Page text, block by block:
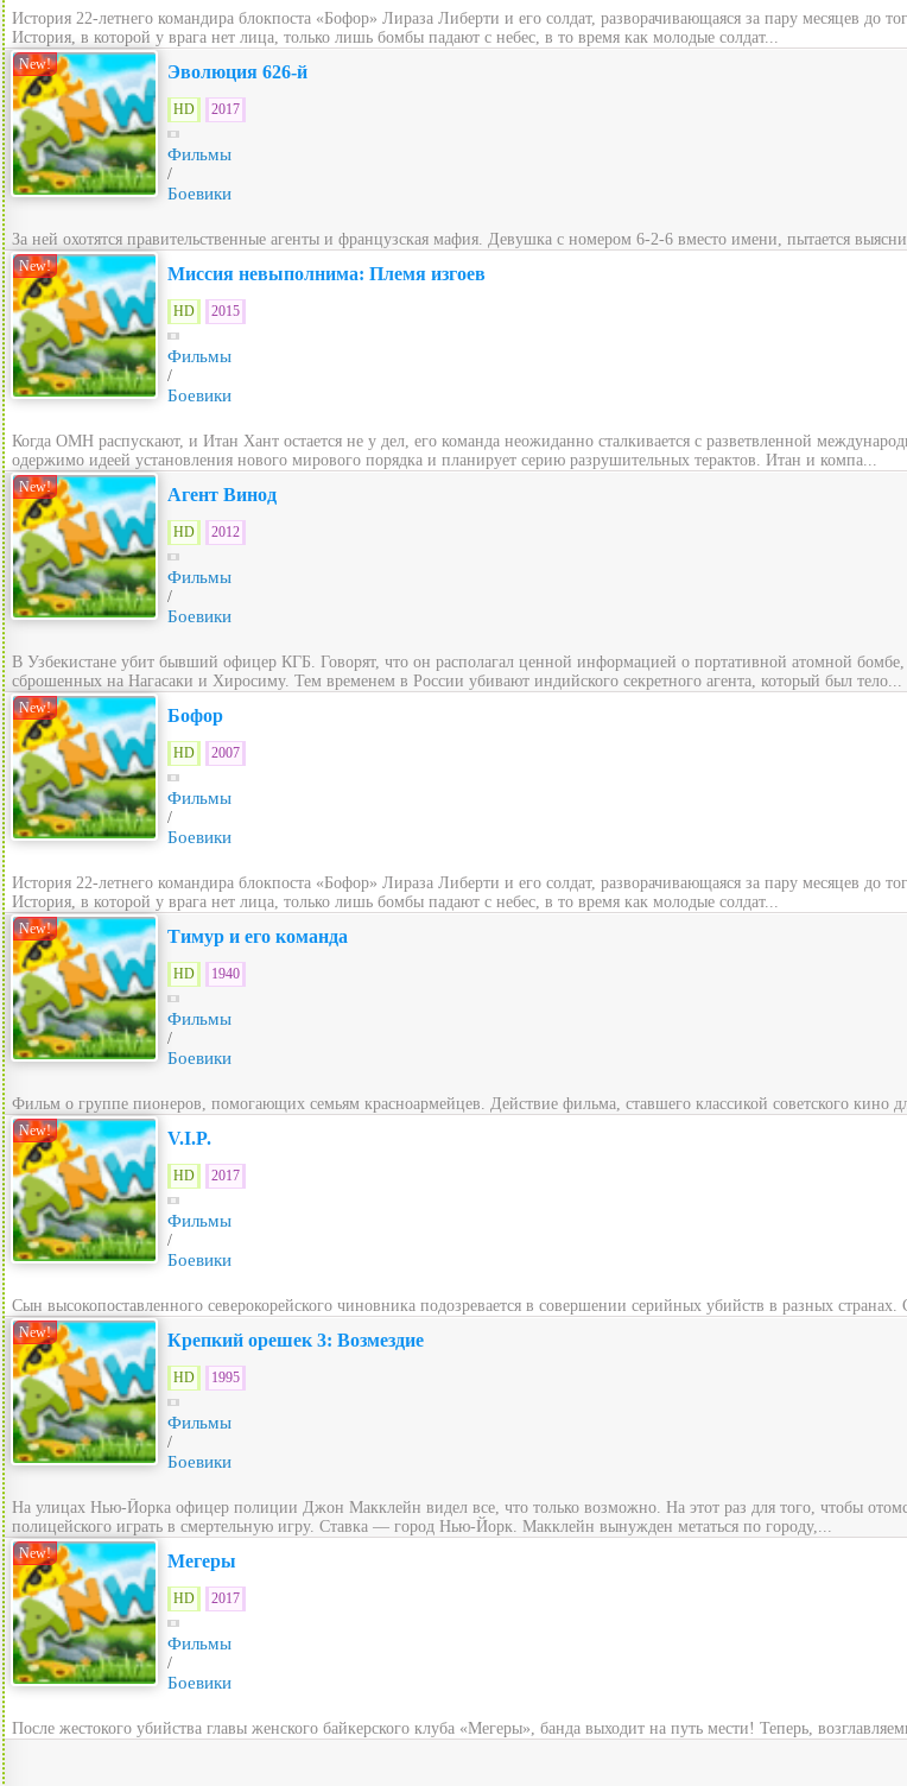
История 22-летнего командира блокпоста «Бофор» Лираза Либерти и его солдат, разворачивающаяся за пару месяцев до
История, в которой у врага нет лица, только лишь бомбы падают с небес, в то время как молодые солдат...
New! Эволюция 626-й
HD 2017
Фильмы
/
Боевики
За ней охотятся правительственные агенты и французская мафия. Девушка с номером 6-2-6 вместо имени, пытается
New! Миссия невыполнима: Племя изгоев
HD 2015
Фильмы
/
Боевики
Когда ОМН распускают, и Итан Хант остается не у дел, его команда неожиданно сталкивается с разветвленной
одержимо идеей установления нового мирового порядка и планирует серию разрушительных терактов. Итан и компа...
New! Агент Винод
HD 2012
Фильмы
/
Боевики
В Узбекистане убит бывший офицер КГБ. Говорят, что он располагал ценной информацией о портативной атомной
сброшенных на Нагасаки и Хиросиму. Тем временем в России убивают индийского секретного агента, который был тело...
New! Бофор
HD 2007
Фильмы
/
Боевики
История 22-летнего командира блокпоста «Бофор» Лираза Либерти и его солдат, разворачивающаяся за пару месяцев до
История, в которой у врага нет лица, только лишь бомбы падают с небес, в то время как молодые солдат...
New! Тимур и его команда
HD 1940
Фильмы
/
Боевики
Фильм о группе пионеров, помогающих семьям красноармейцев. Действие фильма, ставшего классикой советского кино
New! V.I.P.
HD 2017
Фильмы
/
Боевики
Сын высокопоставленного северокорейского чиновника подозревается в совершении серийных убийств в разных
New! Крепкий орешек 3: Возмездие
HD 1995
Фильмы
/
Боевики
На улицах Нью-Йорка офицер полиции Джон Макклейн видел все, что только возможно. На этот раз для того, чтобы
полицейского играть в смертельную игру. Ставка — город Нью-Йорк. Макклейн вынужден метаться по городу,...
New! Мегеры
HD 2017
Фильмы
/
Боевики
После жестокого убийства главы женского байкерского клуба «Мегеры», банда выходит на путь мести! Теперь,